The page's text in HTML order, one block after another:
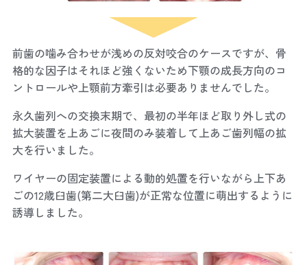
前歯の噛み合わせが浅めの反対咬合のケースですが、骨
格的な因子はそれほど強くないため下顎の成長方向のコ
ントロールや上顎前方牽引は必要ありませんでした。
永久歯列への交換末期で、最初の半年ほど取り外し式の
拡大装置を上あごに夜間のみ装着して上あご歯列幅の拡
大を行いました。
ワイヤーの固定装置による動的処置を行いながら上下あ
ごの12歳臼歯(第二大臼歯)が正常な位置に萌出するように
誘導しました。